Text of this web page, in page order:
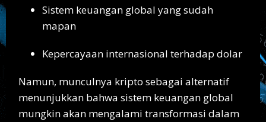
Sistem keuangan global yang sudah
mapan
Kepercayaan internasional terhadap dolar
Namun, munculnya kripto sebagai alternatif
menunjukkan bahwa sistem keuangan global
mungkin akan mengalami transformasi dalam